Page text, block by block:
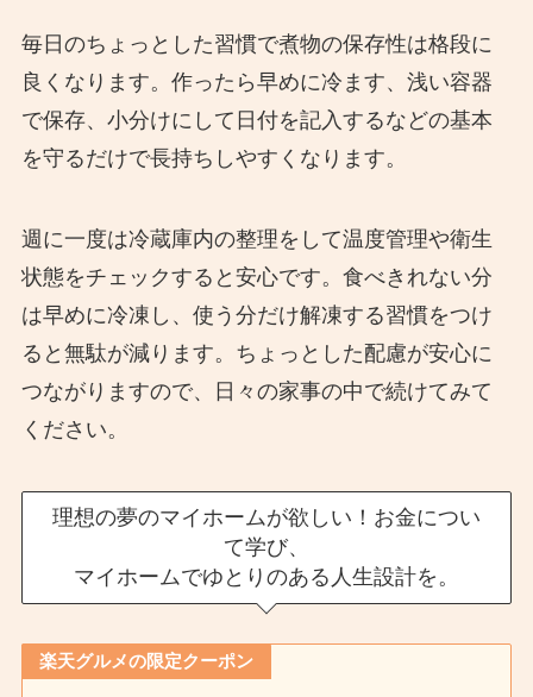
毎日のちょっとした習慣で煮物の保存性は格段に
良くなります。作ったら早めに冷ます、浅い容器
で保存、小分けにして日付を記入するなどの基本
を守るだけで長持ちしやすくなります。
週に一度は冷蔵庫内の整理をして温度管理や衛生
状態をチェックすると安心です。食べきれない分
は早めに冷凍し、使う分だけ解凍する習慣をつけ
ると無駄が減ります。ちょっとした配慮が安心に
つながりますので、日々の家事の中で続けてみて
ください。
理想の夢のマイホームが欲しい！お金につい
て学び、
マイホームでゆとりのある人生設計を。
楽天グルメの限定クーポン